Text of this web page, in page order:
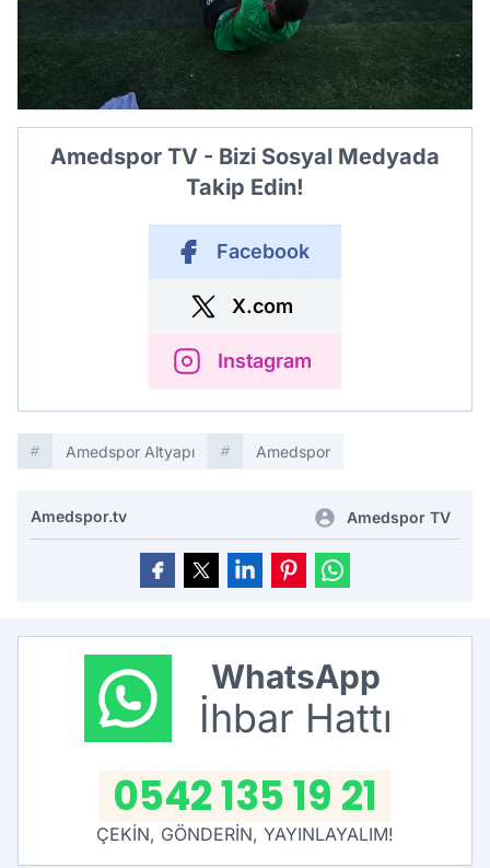
Amedspor TV - Bizi Sosyal Medyada
Takip Edin!
Facebook
X.com
Instagram
Amedspor Altyapı Amedspor
Amedspor.tv Amedspor TV
WhatsApp
İhbar Hattı
0542 135 19 21
ÇEKİN, GÖNDERİN, YAYINLAYALIM!